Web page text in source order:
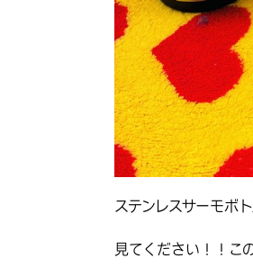
ステンレスサーモ
見てください！！こ